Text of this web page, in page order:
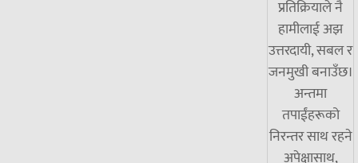
प्रतिक्रियाले नै
हामीलाई अझ
उत्तरदायी, सबल र
जनमुखी बनाउँछ।
अन्तमा
तपाईंहरूको
निरन्तर साथ रहने